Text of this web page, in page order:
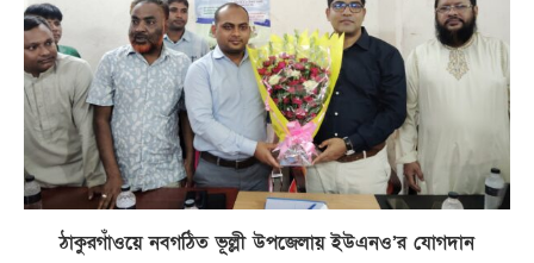
ঠাকুরগাঁওয়ে নবগঠিত ভূল্লী উপজেলায় ইউএনও’র যোগদান